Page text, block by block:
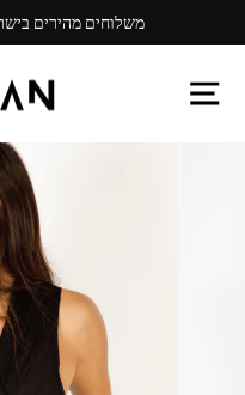
לתוכן
משלוחים מהירים